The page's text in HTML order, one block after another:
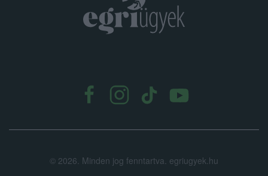
© 2026. Minden jog fenntartva. egriugyek.hu